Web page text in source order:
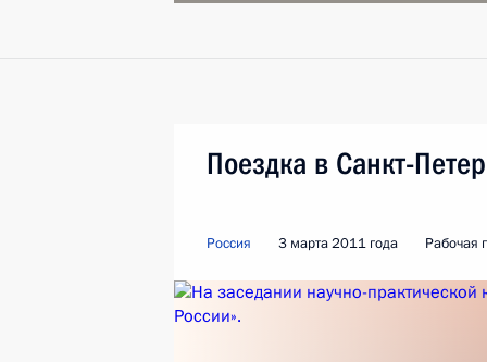
Поездка в Санкт-
Россия 3 марта 2011 года Рабочая